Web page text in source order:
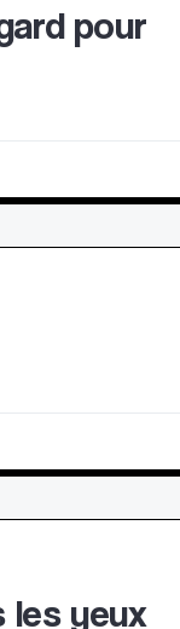
pour
les yeux